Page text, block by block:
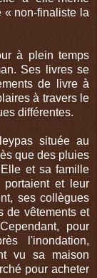
« non-finaliste la
à plein temps
Ses livres se
de livre à
à travers le
différentes.
située au
que des pluies
et sa famille
et leur
ses collègues
de vêtements et
pour
l'inondation,
vu sa maison
pour acheter